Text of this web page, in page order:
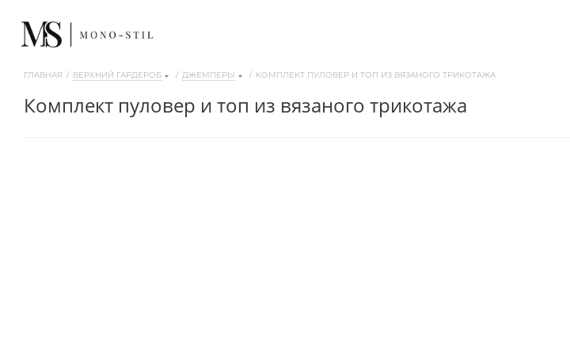
ГЛАВНАЯ / ВЕРХНИЙ ГАРДЕРОБ / ДЖЕМПЕРЫ / КОМПЛЕКТ ПУЛОВЕР И ТОП ИЗ ВЯЗАНОГО ТРИКОТАЖА
комплект пуловер и топ из вязаного трикотажа